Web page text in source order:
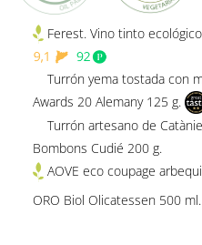
Ferest. Vino tinto
Turrón yema tostada con
Awards 20 Alemany 125 g.
Turrón artesano de
Bombons Cudié 200 g.
AOVE eco coupage
ORO Biol Olicatessen 500 ml.